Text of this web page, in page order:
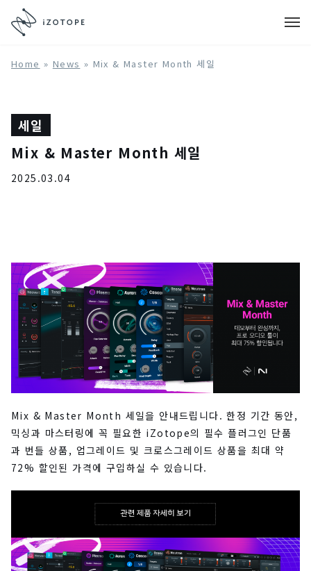
Home » News » Mix & Master Month 세일
세일
Mix & Master Month 세일
2025.03.04
Mix & Master Month 세일을 안내드립니다. 한정 기간 동안,
믹싱과 마스터링에 꼭 필요한 iZotope의 필수 플러그인 단품
과 번들 상품, 업그레이드 및 크로스그레이드 상품을 최대 약
72% 할인된 가격에 구입하실 수 있습니다.